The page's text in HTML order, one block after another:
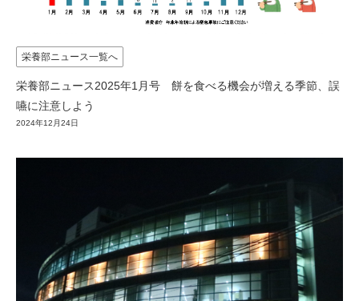
栄養部ニュース一覧へ
栄養部ニュース2025年1月号 餅を食べる機会が増える季節、誤
嚥に注意しよう
2024年12月24日